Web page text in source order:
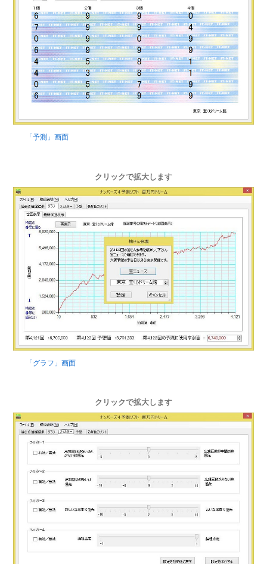
「予測」画面
クリックで拡大します
「グラフ」画面
クリックで拡大します